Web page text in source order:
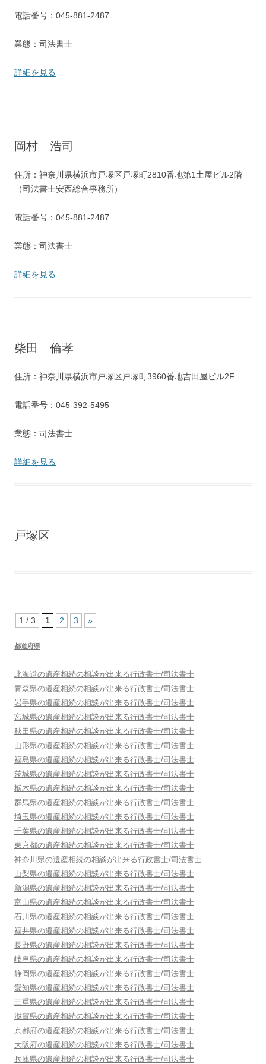
電話番号：045-881-2487
業態：司法書士
詳細を見る
岡村 浩司
住所：神奈川県横浜市戸塚区戸塚町2810番地第1土屋ビル2階
（司法書士安西総合事務所）
電話番号：045-881-2487
業態：司法書士
詳細を見る
柴田 倫孝
住所：神奈川県横浜市戸塚区戸塚町3960番地吉田屋ビル2F
電話番号：045-392-5495
業態：司法書士
詳細を見る
戸塚区
1 / 3 1 2 3 »
都道府県
北海道の遺産相続の相談が出来る行政書士/司法書士
青森県の遺産相続の相談が出来る行政書士/司法書士
岩手県の遺産相続の相談が出来る行政書士/司法書士
宮城県の遺産相続の相談が出来る行政書士/司法書士
秋田県の遺産相続の相談が出来る行政書士/司法書士
山形県の遺産相続の相談が出来る行政書士/司法書士
福島県の遺産相続の相談が出来る行政書士/司法書士
茨城県の遺産相続の相談が出来る行政書士/司法書士
栃木県の遺産相続の相談が出来る行政書士/司法書士
群馬県の遺産相続の相談が出来る行政書士/司法書士
埼玉県の遺産相続の相談が出来る行政書士/司法書士
千葉県の遺産相続の相談が出来る行政書士/司法書士
東京都の遺産相続の相談が出来る行政書士/司法書士
神奈川県の遺産相続の相談が出来る行政書士/司法書士
山梨県の遺産相続の相談が出来る行政書士/司法書士
新潟県の遺産相続の相談が出来る行政書士/司法書士
富山県の遺産相続の相談が出来る行政書士/司法書士
石川県の遺産相続の相談が出来る行政書士/司法書士
福井県の遺産相続の相談が出来る行政書士/司法書士
長野県の遺産相続の相談が出来る行政書士/司法書士
岐阜県の遺産相続の相談が出来る行政書士/司法書士
静岡県の遺産相続の相談が出来る行政書士/司法書士
愛知県の遺産相続の相談が出来る行政書士/司法書士
三重県の遺産相続の相談が出来る行政書士/司法書士
滋賀県の遺産相続の相談が出来る行政書士/司法書士
京都府の遺産相続の相談が出来る行政書士/司法書士
大阪府の遺産相続の相談が出来る行政書士/司法書士
兵庫県の遺産相続の相談が出来る行政書士/司法書士